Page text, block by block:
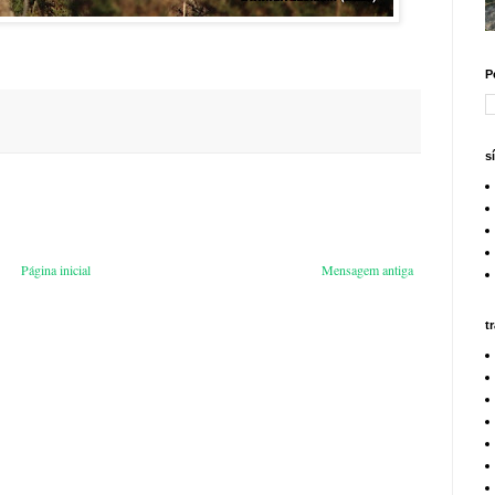
Mensagem antiga
Página inicial